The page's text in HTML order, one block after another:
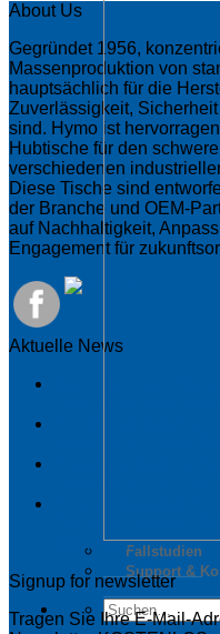
Fallstudien
Support &
About Us
Gegründet 1956,
Massenproduktion von
hauptsächlich für die
Zuverlässigkeit,
sind. Hymo ist
Hubtische für den
verschiedenen
Diese Tische sind
der Branche und OEM-
auf Nachhaltigkeit,
Engagement für
Aktuelle News
Theorie, sondern
verbindlich – Was
Levitator auf der
Halmstad
Signup for newsletter
Tragen Sie Ihre E-Mail-